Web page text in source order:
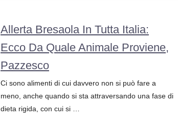
Allerta Bresaola In Tutta Italia:
Ecco Da Quale Animale Proviene,
Pazzesco
Ci sono alimenti di cui davvero non si può fare a
meno, anche quando si sta attraversando una fase di
dieta rigida, con cui si …